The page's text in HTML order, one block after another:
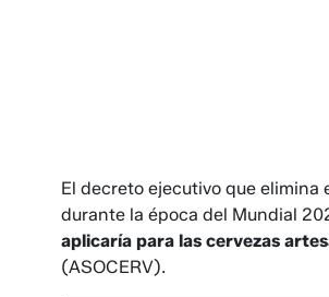
El decreto ejecutivo que elimina
durante la época del Mundial
aplicaría para las cervezas
(ASOCERV).